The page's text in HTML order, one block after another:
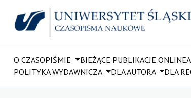
O CZASOPIŚMIE BIEŻĄCE PUBLIKACJE ONLINE
POLITYKA WYDAWNICZA
DLA AUTORA DLA